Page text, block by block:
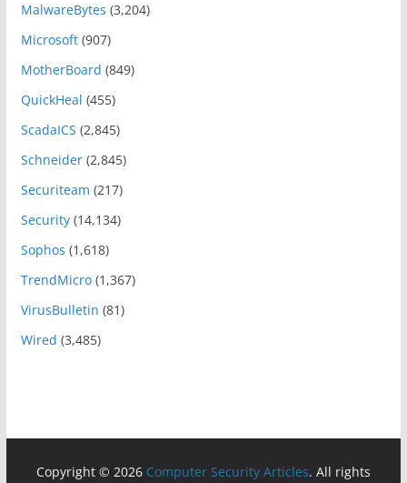
MalwareBytes (3,204)
Microsoft(907)
MotherBoard (849)
QuickHeal (455)
ScadaICS (2,845)
Schneider(2,845)
Securiteam (217)
Security(14,134)
Sophos (1,618)
TrendMicro(1,367)
VirusBulletin (81)
Wired (3,485)
Copyright © 2026 Computer Security Articles. All rights